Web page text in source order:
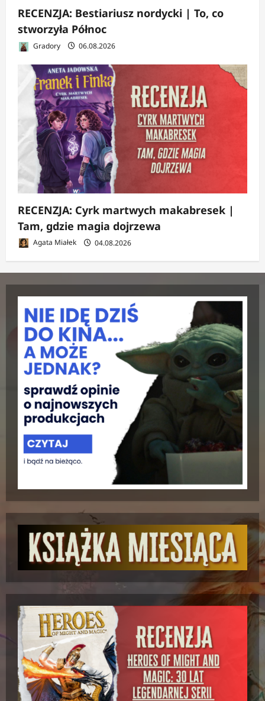
RECENZJA: Bestiariusz nordycki | To, co
stworzyła Północ
Gradory 06.08.2026
RECENZJA: Cyrk martwych makabresek |
Tam, gdzie magia dojrzewa
Agata Miałek 04.08.2026